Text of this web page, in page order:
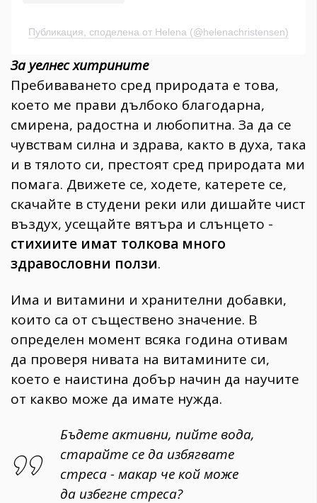
Публикация, споделена от Helena (@helenachristensen)
За уелнес хитрините
Пребиваването сред природата е това,
което ме прави дълбоко благодарна,
смирена, радостна и любопитна. За да се
чувствам силна и здрава, както в духа, така
и в тялото си, престоят сред природата ми
помага. Движете се, ходете, катерете се,
скачайте в студени реки или дишайте чист
въздух, усещайте вятъра и слънцето -
стихиите имат толкова много
здравословни ползи.
Има и витамини и хранителни добавки,
които са от съществено значение. В
определен момент всяка година отивам
да проверя нивата на витамините си,
което е наистина добър начин да научите
от какво може да имате нужда.
Бъдете активни, пийте вода,
старайте се да избягвате
стреса - макар че кой може
да избегне стреса?